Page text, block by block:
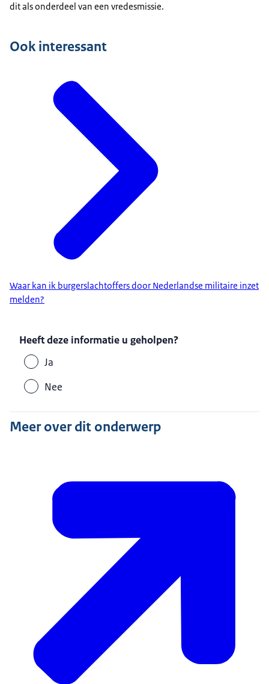
dit als onderdeel van een vredesmissie.
Ook interessant
Waar kan ik burgerslachtoffers door Nederlandse militaire inzet
melden?
Heeft deze informatie u geholpen?
Ja
Nee
Meer over dit onderwerp